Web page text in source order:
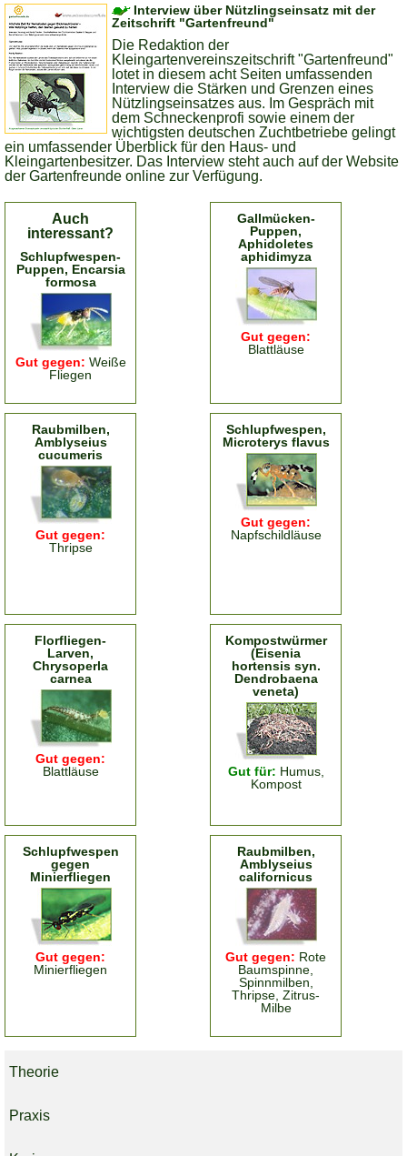
Interview über Nützlingseinsatz mit der
Zeitschrift "Gartenfreund"
Die Redaktion der
Kleingartenvereinszeitschrift "Gartenfreund"
lotet in diesem acht Seiten umfassenden
Interview die Stärken und Grenzen eines
Nützlingseinsatzes aus. Im Gespräch mit
dem Schneckenprofi sowie einem der
wichtigsten deutschen Zuchtbetriebe gelingt
ein umfassender Überblick für den Haus- und
Kleingartenbesitzer. Das Interview steht auch auf der Website
der Gartenfreunde online zur Verfügung.
Auch
interessant?
Schlupfwespen-
Puppen, Encarsia
formosa
Gut gegen: Weiße
Fliegen
Raubmilben,
Amblyseius
cucumeris
Gut gegen:
Thripse
Florfliegen-
Larven,
Chrysoperla
carnea
Gut gegen:
Blattläuse
Schlupfwespen
gegen
Minierfliegen
Gut gegen:
Minierfliegen
Gallmücken-
Puppen,
Aphidoletes
aphidimyza
Gut gegen:
Blattläuse
Schlupfwespen,
Microterys flavus
Gut gegen:
Napfschildläuse
Kompostwürmer
(Eisenia
hortensis syn.
Dendrobaena
veneta)
Gut für: Humus,
Kompost
Raubmilben,
Amblyseius
californicus
Gut gegen: Rote
Baumspinne,
Spinnmilben,
Thripse, Zitrus-
Milbe
Theorie
Praxis